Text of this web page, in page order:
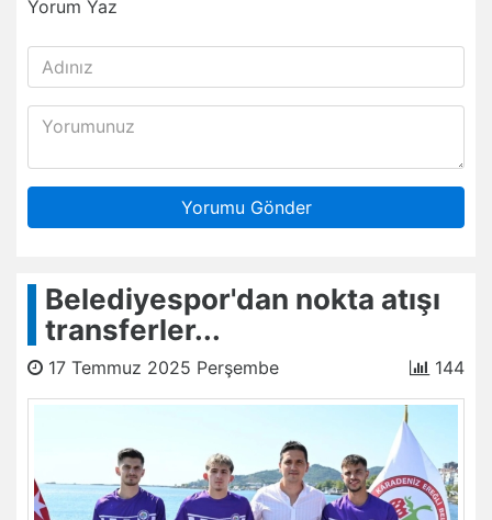
Yorum Yaz
Yorumu Gönder
Belediyespor'dan nokta atışı
transferler...
17 Temmuz 2025 Perşembe 144